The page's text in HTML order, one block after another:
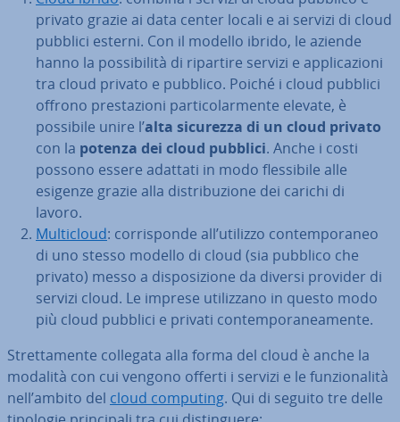
privato grazie ai data center locali e ai servizi di cloud
pubblici esterni. Con il modello ibrido, le aziende
hanno la pos­si­bi­li­tà di ripartire servizi e ap­pli­ca­zio­ni
tra cloud privato e pubblico. Poiché i cloud pubblici
offrono pre­sta­zio­ni par­ti­co­lar­men­te elevate, è
possibile unire l’alta sicurezza di un cloud privato
con la potenza dei cloud pubblici. Anche i costi
possono essere adattati in modo fles­si­bi­le alle
esigenze grazie alla di­stri­bu­zio­ne dei carichi di
lavoro.
Mul­ti­cloud: cor­ri­spon­de all’utilizzo con­tem­po­ra­neo
di uno stesso modello di cloud (sia pubblico che
privato) messo a di­spo­si­zio­ne da diversi provider di
servizi cloud. Le imprese uti­liz­za­no in questo modo
più cloud pubblici e privati con­tem­po­ra­nea­men­te.
Stret­ta­men­te collegata alla forma del cloud è anche la
modalità con cui vengono offerti i servizi e le fun­zio­na­li­tà
nell’ambito del cloud computing. Qui di seguito tre delle